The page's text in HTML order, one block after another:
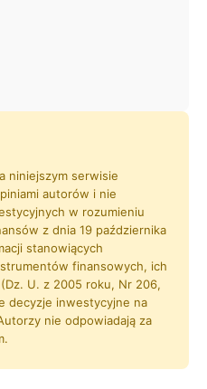
niniejszym serwisie
autorów i nie
w rozumieniu
z dnia 19 października
stanowiących
finansowych, ich
U. z 2005 roku, Nr 206,
decyzje inwestycyjne na
nie odpowiadają za